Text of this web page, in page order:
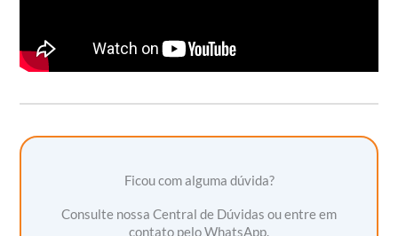
Ficou com alguma dúvida?
Consulte nossa Central de Dúvidas ou entre em
contato pelo WhatsApp.